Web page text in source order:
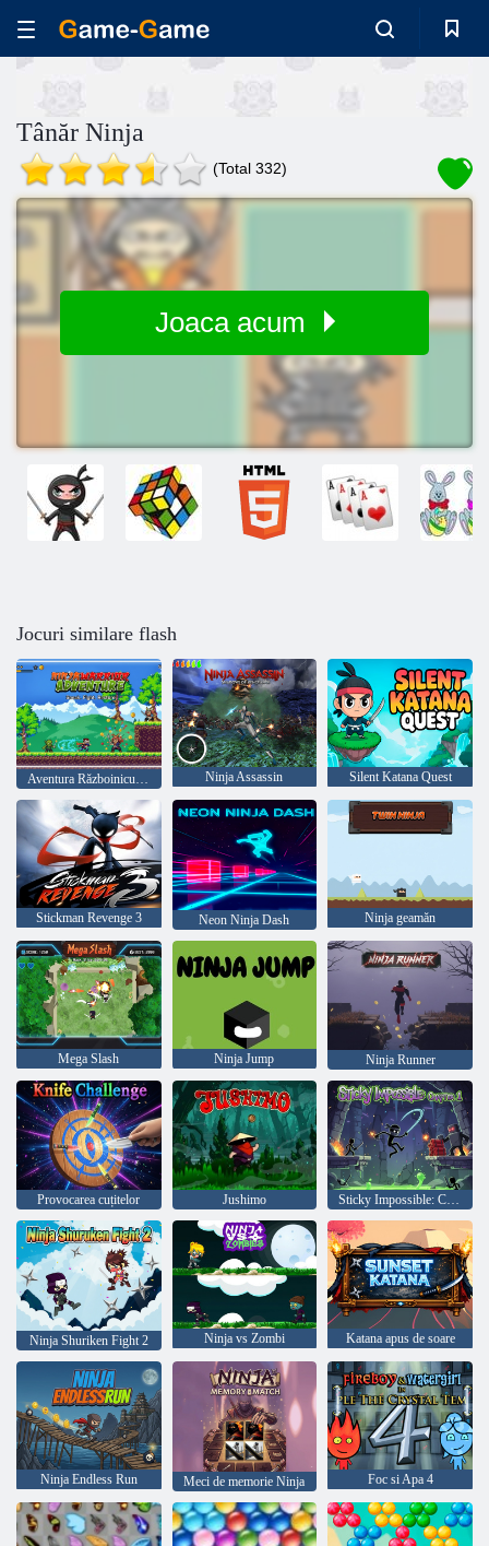
Tânăr Ninja
(Total 332)
Joaca acum
Jocuri similare flash
Aventura Războinicului Ninja Ninja Assassin Silent Katana Quest
Stickman Revenge 3 Neon Ninja Dash Ninja geamăn
Mega Slash Ninja Jump Ninja Runner
Provocarea cuțitelor Jushimo Sticky Impossible: Capitolul 1
Ninja Shuriken Fight 2 Ninja vs Zombi Katana apus de soare
Ninja Endless Run Meci de memorie Ninja Foc si Apa 4